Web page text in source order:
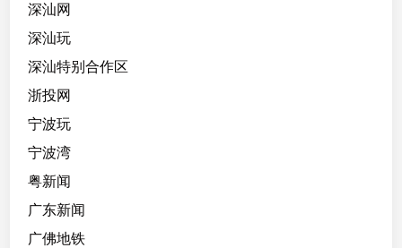
深汕网
深汕玩
深汕特别合作区
浙投网
宁波玩
宁波湾
粤新闻
广东新闻
广佛地铁